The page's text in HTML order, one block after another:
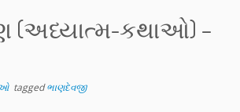
(અધ્યાત્મ-કથાઓ) –
taggedભાણદેવજી